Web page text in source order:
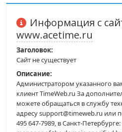
Информация с
www.acetime.ru
Заголовок:
Сайт не существует
Описание:
Администратором указанного
клиент TimeWeb.ru За
можете обращаться в службу
адресу support@timeweb.ru или
495 647-7989, в Санкт-